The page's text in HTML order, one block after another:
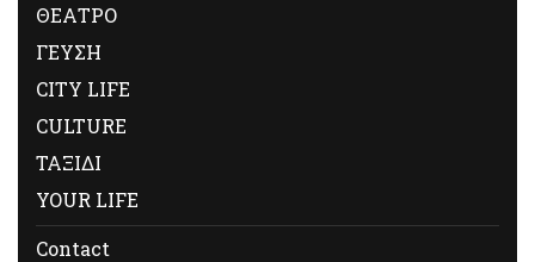
ΘΕΑΤΡΟ
ΓΕΥΣΗ
CITY LIFE
CULTURE
ΤΑΞΙΔΙ
YOUR LIFE
Contact